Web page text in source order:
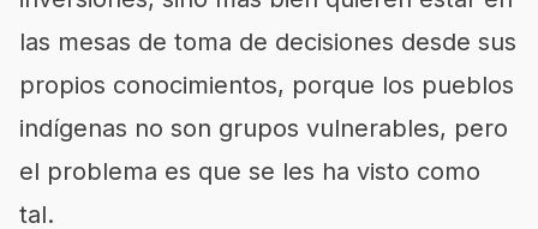
las mesas de toma de decisiones desde sus
propios conocimientos, porque los pueblos
indígenas no son grupos vulnerables, pero
el problema es que se les ha visto como
tal.